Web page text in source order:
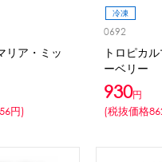
その他の機器・備品
のPRアイテム 台湾かき氷「
リア・ミッ
円)
冷凍
0692
トロピカ
ーベリー
930円
(税抜価格